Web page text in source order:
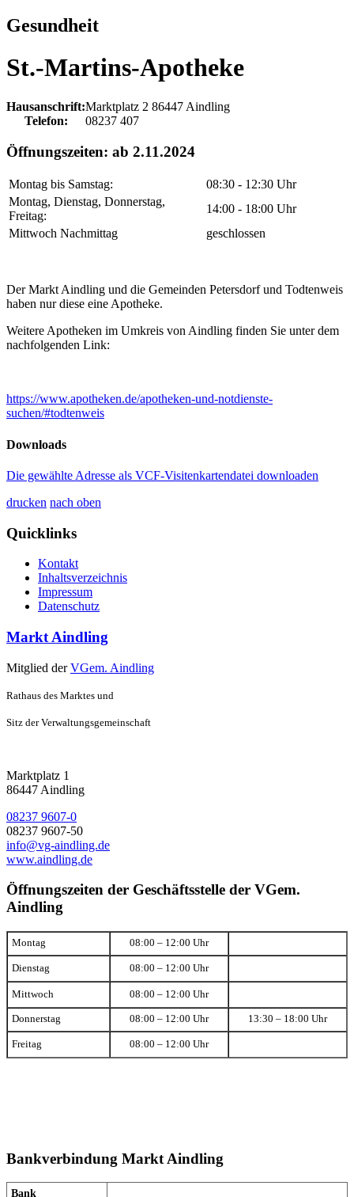
Gesundheit
St.-Martins-Apotheke
Hausanschrift:Marktplatz 2 86447 Aindling
Telefon:
08237 407
Öffnungszeiten: ab 2.11.2024
Montag bis Samstag:
08:30 - 12:30 Uhr
Montag, Dienstag, Donnerstag,
Freitag:
14:00 - 18:00 Uhr
Mittwoch Nachmittag
geschlossen
Der Markt Aindling und die Gemeinden Petersdorf und Todtenweis
haben nur diese eine Apotheke.
Weitere Apotheken im Umkreis von Aindling finden Sie unter dem
nachfolgenden Link:
https://www.apotheken.de/apotheken-und-notdienste-
suchen/#todtenweis
Downloads
Die gewählte Adresse als VCF-Visitenkartendatei downloaden
drucken nach oben
Quicklinks
Kontakt
Inhaltsverzeichnis
Impressum
Datenschutz
Markt Aindling
Mitglied derVGem. Aindling
Rathaus des Marktes und
Sitz der Verwaltungsgemeinschaft
Marktplatz 1
86447 Aindling
08237 9607-0
08237 9607-50
info@vg-aindling.de
www.aindling.de
Öffnungszeiten der Geschäftsstelle der VGem.
Aindling
Montag 08:00 – 12:00 Uhr
Dienstag 08:00 – 12:00 Uhr
Mittwoch 08:00 – 12:00 Uhr
Donnerstag 08:00 – 12:00 Uhr 13:30 – 18:00 Uhr
Freitag 08:00 – 12:00 Uhr
Bankverbindung Markt Aindling
Bank